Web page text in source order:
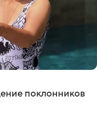
поклонников